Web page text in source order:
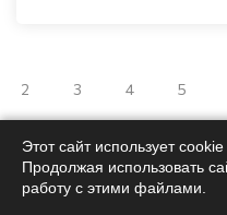
2 3 4 5
Этот сайт использует
Продолжая использовать
работу с этими файлами.